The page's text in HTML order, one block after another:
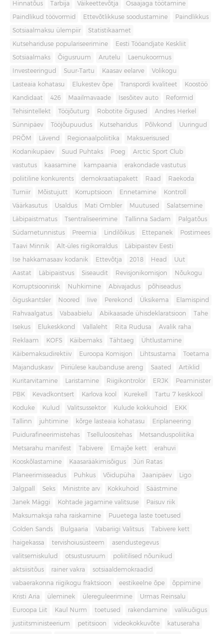
Hinnatõus Tarbija Väikeettevõtja Osaajaga töötamine
Paindlikud töövormid Ettevõtlikkuse soodustamine Paindlikkus
Sotsiaalmaksu ülempiir Statistikaamet
Kutsehariduse populariseerimine Eesti Tööandjate Keskliit
Sotsiaalmaks Õigusruum Arutelu Laenukoormus
Investeeringud Suur-Tartu Kaasav eelarve Volikogu
Lasteaia kohatasu Elukestev õpe Transpordi kvaliteet Koostöö
Kandidaat 426 Maailmavaade Isesõitev auto Reformid
Tehisintellekt Tööjõuturg Robotite õigused Andres Herkel
Sünnipäev Tööjõupuudus Kutseharidus Põlvkond Uuringud
PRÕM Lävend Regionaalpoliitika Maksuerisused
Kodanikupäev Suud Puhtaks Poeg Arctic Sport Club
vastutus kaasamine kampaania erakondade vastutus
poliitiline konkurents demokraatiapakett Raad Raekoda
Turniir Mõistujutt Korruptsioon Ennetamine Kontroll
Väärkasutus Usaldus Mati Ombler Muutused Salatsemine
Läbipaistmatus Tsentraliseerimine Tallinna Sadam Palgatõus
Südametunnistus Preemia Lindilõikus Ettepanek Postimees
Taavi Minnik Alt-üles riigikorraldus Läbipaistev Eesti
Ise hakkamasaav kodanik Ettevõtja 2018 Head Uut
Aastat Läbipaistvus Siseaudit Revisjonikomisjon Nõukogu
Korruptsioonirisk Nuhkimine Abivajadus põhiseadus
õiguskantsler Noored Iive Perekond Üksikema Elamispind
Rahvaalgatus Vabaabielu Abikaasade ühisdeklaratsioon Tahe
Isekus Elukeskkond Vallaleht Rita Rudusa Avalik raha
Reklaam KOFS Käibemaks Tähtaeg Ühtlustamine
Käibemaksudirektiiv Euroopa Komisjon Lihtsustama Toetama
Majanduskasv Piiriülese kaubanduse areng Saated Artiklid
Kuritarvitamine Laristamine Riigikontrolör ERJK Peaminister
PBK Kevadkontsert Karlova kool Kurekell Tartu 7 keskkool
Koduke Kulud Valitsussektor Kulude kokkuhoid EKK
Tallinn juhtimine kõrge lasteaia kohatasu Eriplaneering
Puidurafineerimistehas Tselluloositehas Metsanduspoliitika
Metsarahu manifest Tabivere Emajõe kett erahuvi
Kooskõlastamine Kaasarääkimisõigus Jüri Ratas
Planeerimisseadus Puhkus Võidupüha Jaanipäev Ligo
Jalgpall Seks Ministrite arv Kokkuhoid Säästmine
Janek Mäggi Kohtade jagamine valitsuse Paisuv riik
Maksumaksja raha raiskamine Puuetega laste toetused
Golden Sands Bulgaaria Vabariigi Valitsus Tabivere kett
haigekassa tervishoiusüsteem asendustegevus
valitsemiskulud otsustusruum poliitilised nõunikud
aktsiisitõus rainer vakra sotsiaaldemokraadid
vabaerakonna riigikogu fraktsioon eestikeelne õpe õppimine
Kristi Aria üleminek ülereguleerimine Urmas Reinsalu
Euroopa Liit Kaul Nurm toetused rakendamine valikuõigus
justiitsministeerium petitsioon videokokkuvõte katuseraha